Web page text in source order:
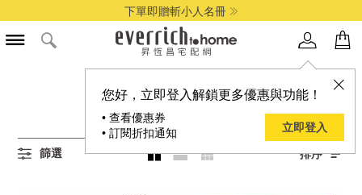
下單即贈斬小人名冊
您好，立即登入解鎖更多優惠與功能！
• 查看優惠券
• 訂閱折扣通知
立即登入
所有餅乾/蛋捲商品
43
篩選 排序